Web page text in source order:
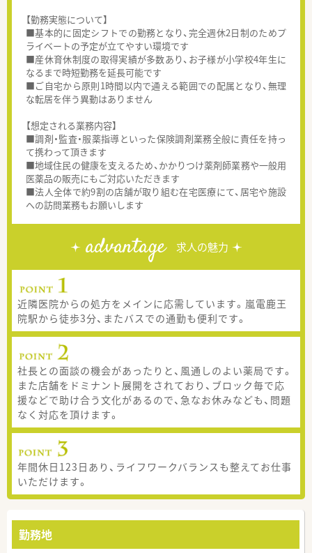
【勤務実態について】
■基本的に固定シフトでの勤務となり、完全週休2日制のためプ
ライベートの予定が立てやすい環境です
■産休育休制度の取得実績が多数あり、お子様が小学校4年生に
なるまで時短勤務を延長可能です
■ご自宅から原則1時間以内で通える範囲での配属となり、無理
な転居を伴う異動はありません
【想定される業務内容】
■調剤・監査・服薬指導といった保険調剤業務全般に責任を持っ
て携わって頂きます
■地域住民の健康を支えるため、かかりつけ薬剤師業務や一般用
医薬品の販売にもご対応いただきます
■法人全体で約9割の店舗が取り組む在宅医療にて、居宅や施設
への訪問業務もお願いします
advantage 求人の魅力
近隣医院からの処方をメインに応需しています。嵐電鹿王
院駅から徒歩3分、またバスでの通勤も便利です。
社長との面談の機会があったりと、風通しのよい薬局です。
また店舗をドミナント展開をされており、ブロック毎で応
援などで助け合う文化があるので、急なお休みなども、問題
なく対応を頂けます。
年間休日123日あり、ライフワークバランスも整えてお仕事
いただけます。
勤務地